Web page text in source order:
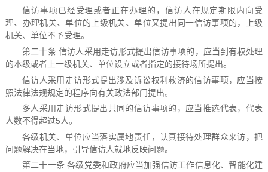
信访事项已经受理或者正在办理的，信访人在规定期限内向受
理、办理机关、单位的上级机关、单位又提出同一信访事项的，上级
机关、单位不予受理。
第二十条 信访人采用走访形式提出信访事项的，应当到有权处理
的本级或者上一级机关、单位设立或者指定的接待场所提出。
信访人采用走访形式提出涉及诉讼权利救济的信访事项，应当按
照法律法规规定的程序向有关政法部门提出。
多人采用走访形式提出共同的信访事项的，应当推选代表，代表
人数不得超过5人。
各级机关、单位应当落实属地责任，认真接待处理群众来访，把
问题解决在当地，引导信访人就地反映问题。
第二十一条 各级党委和政府应当加强信访工作信息化、智能化建